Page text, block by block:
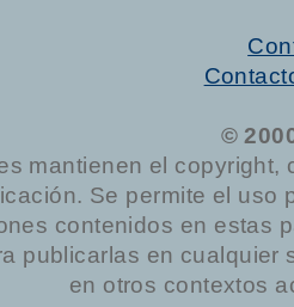
©
mantienen el
Se permite el uso
contenidos en estas
publicarlas en cualquier
en otros contextos